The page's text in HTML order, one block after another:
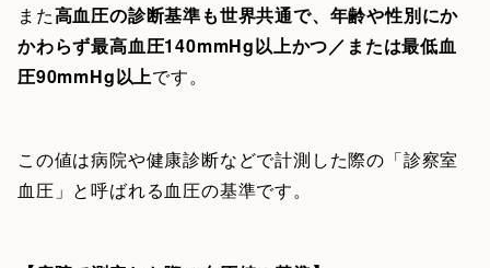
また高血圧の診断基準も世界共通で、年齢や性別にか
かわらず最高血圧140mmHg以上かつ／または最低血
圧90mmHg以上です。
この値は病院や健康診断などで計測した際の「診察室
血圧」と呼ばれる血圧の基準です。